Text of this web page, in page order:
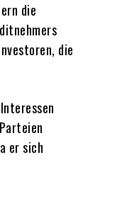
die
die
er sich